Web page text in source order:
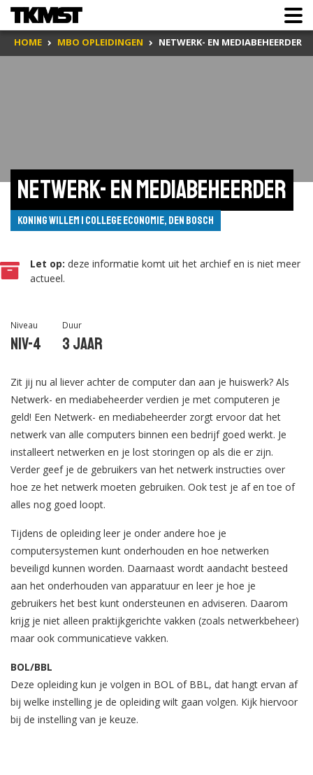
HOME MBO OPLEIDINGEN NETWERK- EN MEDIABEHEERDER
Netwerk- en mediabeheerder
Koning Willem I College Economie, Den Bosch
Let op: deze informatie komt uit het archief en is niet meer
actueel.
Niveau
Niv-4
Duur
3 jaar
Zit jij nu al liever achter de computer dan aan je huiswerk? Als
Netwerk- en mediabeheerder verdien je met computeren je
geld! Een Netwerk- en mediabeheerder zorgt ervoor dat het
netwerk van alle computers binnen een bedrijf goed werkt. Je
installeert netwerken en je lost storingen op als die er zijn.
Verder geef je de gebruikers van het netwerk instructies over
hoe ze het netwerk moeten gebruiken. Ook test je af en toe of
alles nog goed loopt.
Tijdens de opleiding leer je onder andere hoe je
computersystemen kunt onderhouden en hoe netwerken
beveiligd kunnen worden. Daarnaast wordt aandacht besteed
aan het onderhouden van apparatuur en leer je hoe je
gebruikers het best kunt ondersteunen en adviseren. Daarom
krijg je niet alleen praktijkgerichte vakken (zoals netwerkbeheer)
maar ook communicatieve vakken.
BOL/BBL
Deze opleiding kun je volgen in BOL of BBL, dat hangt ervan af
bij welke instelling je de opleiding wilt gaan volgen. Kijk hiervoor
bij de instelling van je keuze.